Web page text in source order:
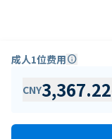
成人1位费用info
CNY3,367.22